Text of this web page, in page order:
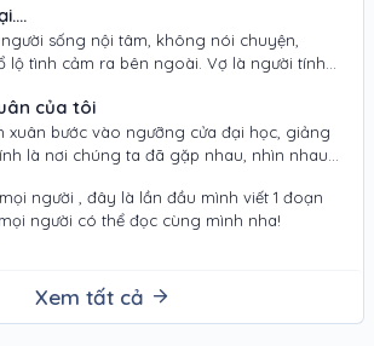
sống nội tâm, không nói chuyện,
lộ tình cảm ra bên ngoài. Vợ là người tính
của tôi
xuân bước vào ngưỡng cửa đại học, giảng
là nơi chúng ta đã gặp nhau, nhìn nhau
người , đây là lần đầu mình viết 1 đoạn
người có thể đọc cùng mình nha!
Xem tất cả